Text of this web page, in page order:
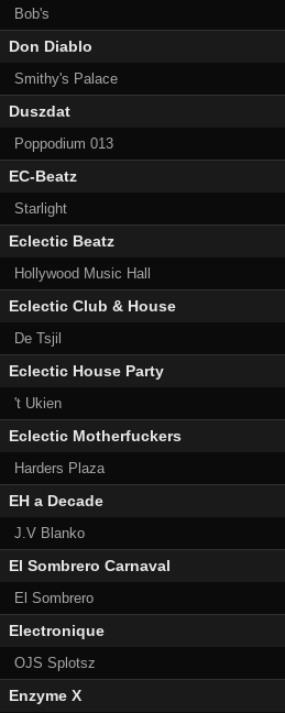
Bob's
Don Diablo
Smithy's Palace
Duszdat
Poppodium 013
EC-Beatz
Starlight
Eclectic Beatz
Hollywood Music Hall
Eclectic Club & House
De Tsjil
Eclectic House Party
't Ukien
Eclectic Motherfuckers
Harders Plaza
EH a Decade
J.V Blanko
El Sombrero Carnaval
El Sombrero
Electronique
OJS Splotsz
Enzyme X